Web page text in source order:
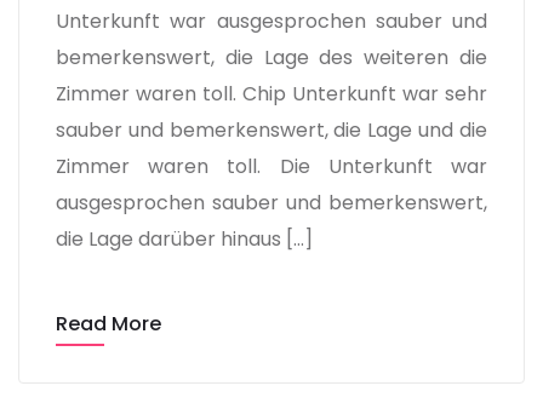
Unterkunft war ausgesprochen sauber und
bemerkenswert, die Lage des weiteren die
Zimmer waren toll. Chip Unterkunft war sehr
sauber und bemerkenswert, die Lage und die
Zimmer waren toll. Die Unterkunft war
ausgesprochen sauber und bemerkenswert,
die Lage darüber hinaus […]
Read More